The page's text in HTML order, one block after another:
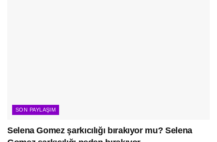
SON PAYLAŞIM
Selena Gomez şarkıcılığı bırakıyor mu? Selena